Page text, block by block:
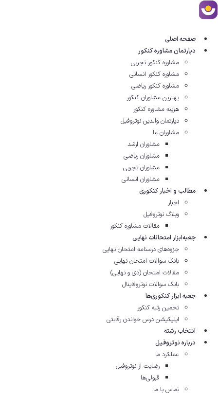
پرش
به
صفحه اصلی
دپارتمان مشاوره کنکور
مشاوره کنکور تجربی
مشاوره کنکور انسانی
مشاوره کنکور ریاضی
بهترین مشاوران کنکور
هزینه مشاوره کنکور
دپارتمان والدین نوتروفیل
مشاوران ما
مشاوران ارشد
مشاوران ریاضی
مشاوران تجربی
مشاوران انسانی
مطالب و اخبار کنکوری
اخبار
وبلاگ نوتروفیل
مقالات مشاوره‌ کنکور
جعبه‌ابزار امتحانات نهایی
جزوه‌های درسنامه امتحان نهایی
بانک سوالات امتحان نهایی
مقالات امتحان (دی و نهایی)
بانک سوالات نوتروفاینال
جعبه ابزار کنکوری‌ها
تخمین رتبه کنکور
اپلیکیشن درس خواندن رقابتی
انتخاب رشته
درباره نوتروفیل
عملکرد ما
رضایت از نوتروفیل
قبولی‌ها
تماس با ما